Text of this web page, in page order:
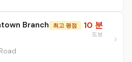
Branch 최고 평점 10 분
도보